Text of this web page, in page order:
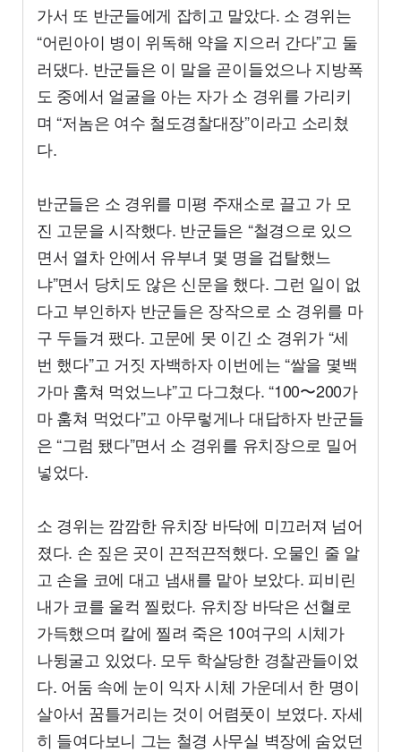
가서 또 반군들에게 잡히고 말았다. 소 경위는
“어린아이 병이 위독해 약을 지으러 간다”고 둘
러댔다. 반군들은 이 말을 곧이들었으나 지방폭
도 중에서 얼굴을 아는 자가 소 경위를 가리키
며 “저놈은 여수 철도경찰대장”이라고 소리쳤
다.
반군들은 소 경위를 미평 주재소로 끌고 가 모
진 고문을 시작했다. 반군들은 “철경으로 있으
면서 열차 안에서 유부녀 몇 명을 겁탈했느
냐”면서 당치도 않은 신문을 했다. 그런 일이 없
다고 부인하자 반군들은 장작으로 소 경위를 마
구 두들겨 팼다. 고문에 못 이긴 소 경위가 “세
번 했다”고 거짓 자백하자 이번에는 “쌀을 몇백
가마 훔쳐 먹었느냐”고 다그쳤다. “100〜200가
마 훔쳐 먹었다”고 아무렇게나 대답하자 반군들
은 “그럼 됐다”면서 소 경위를 유치장으로 밀어
넣었다.
소 경위는 깜깜한 유치장 바닥에 미끄러져 넘어
졌다. 손 짚은 곳이 끈적끈적했다. 오물인 줄 알
고 손을 코에 대고 냄새를 맡아 보았다. 피비린
내가 코를 울컥 찔렀다. 유치장 바닥은 선혈로
가득했으며 칼에 찔려 죽은 10여구의 시체가
나뒹굴고 있었다. 모두 학살당한 경찰관들이었
다. 어둠 속에 눈이 익자 시체 가운데서 한 명이
살아서 꿈틀거리는 것이 어렴풋이 보였다. 자세
히 들여다보니 그는 철경 사무실 벽장에 숨었던